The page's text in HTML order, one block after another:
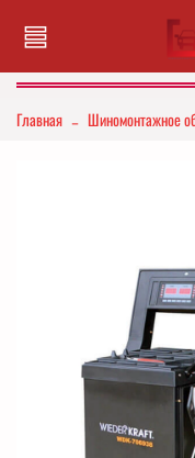
Главная Шиномонтажное